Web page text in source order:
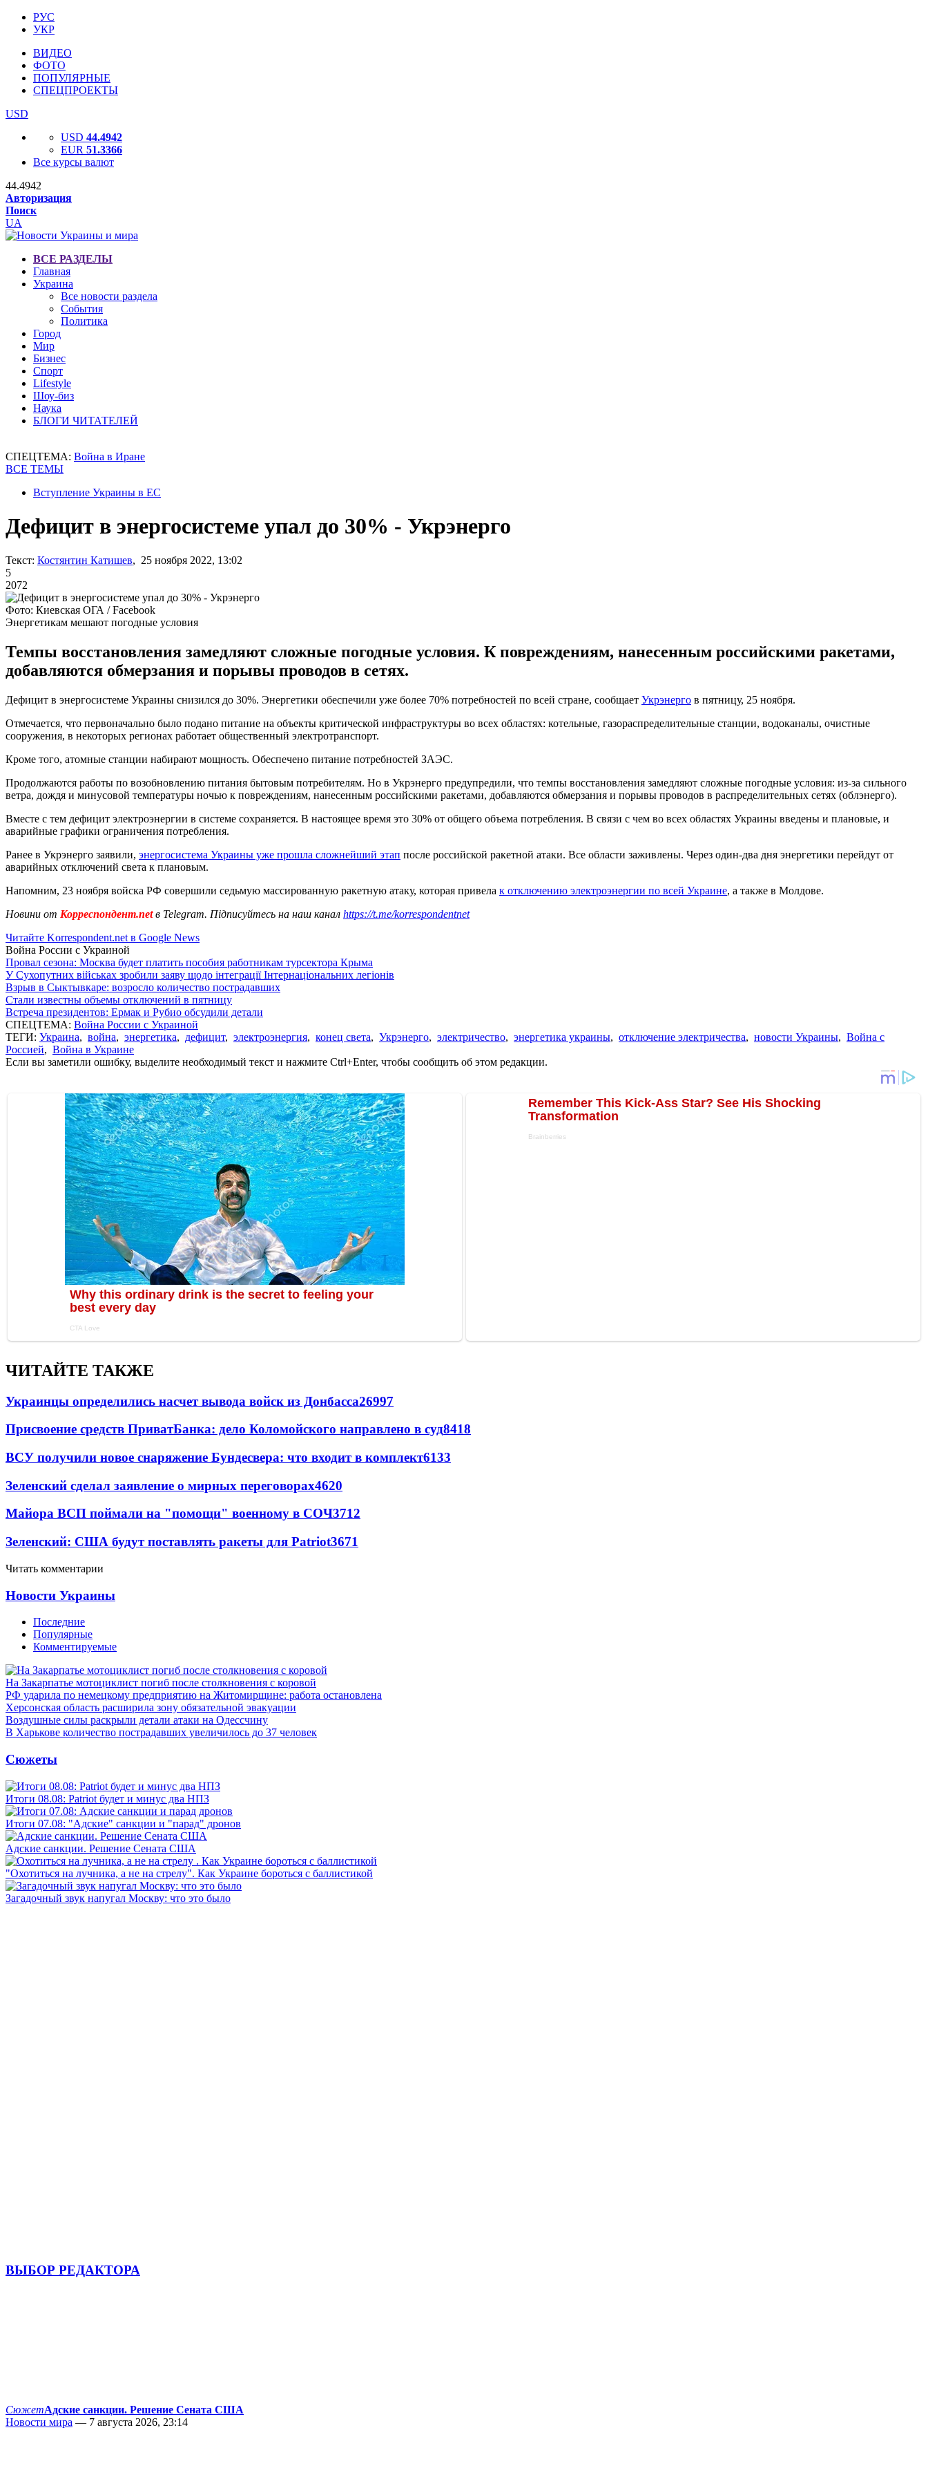
РУС
УКР
ВИДЕО
ФОТО
ПОПУЛЯРНЫЕ
СПЕЦПРОЕКТЫ
USD
USD 44.4942
EUR 51.3366
Все курсы валют
44.4942
Авторизация
Поиск
UA
ВСЕ РАЗДЕЛЫ
Главная
Украина
Все новости раздела
События
Политика
Город
Мир
Бизнес
Спорт
Lifestyle
Шоу-биз
Наука
БЛОГИ ЧИТАТЕЛЕЙ
СПЕЦТЕМА: Война в Иране
ВСЕ ТЕМЫ
Вступление Украины в ЕС
Дефицит в энергосистеме упал до 30% - Укрэнерго
Текст: Костянтин Катишев, 25 ноября 2022, 13:02
5
2072
Фото: Киевская ОГА / Facebook
Энергетикам мешают погодные условия
Темпы восстановления замедляют сложные погодные условия. К повреждениям, нанесенным российскими ракетами,
добавляются обмерзания и порывы проводов в сетях.
Дефицит в энергосистеме Украины снизился до 30%. Энергетики обеспечили уже более 70% потребностей по всей стране, сообщает Укрэнерго в пятницу, 25 ноября.
Отмечается, что первоначально было подано питание на объекты критической инфраструктуры во всех областях: котельные, газораспределительные станции, водоканалы, очистные
сооружения, в некоторых регионах работает общественный электротранспорт.
Кроме того, атомные станции набирают мощность. Обеспечено питание потребностей ЗАЭС.
Продолжаются работы по возобновлению питания бытовым потребителям. Но в Укрэнерго предупредили, что темпы восстановления замедляют сложные погодные условия: из-за сильного
ветра, дождя и минусовой температуры ночью к повреждениям, нанесенным российскими ракетами, добавляются обмерзания и порывы проводов в распределительных сетях (облэнерго).
Вместе с тем дефицит электроэнергии в системе сохраняется. В настоящее время это 30% от общего объема потребления. В связи с чем во всех областях Украины введены и плановые, и
аварийные графики ограничения потребления.
Ранее в Укрэнерго заявили, энергосистема Украины уже прошла сложнейший этап после российской ракетной атаки. Все области заживлены. Через один-два дня энергетики перейдут от
аварийных отключений света к плановым.
Напомним, 23 ноября войска РФ совершили седьмую массированную ракетную атаку, которая привела к отключению электроэнергии по всей Украине, а также в Молдове.
Новини от Корреспондент.netв Telegram. Підписуйтесь на наш канал https://t.me/korrespondentnet
Читайте Korrespondent.net в Google News
Война России с Украиной
Провал сезона: Москва будет платить пособия работникам турсектора Крыма
У Сухопутних військах зробили заяву щодо інтеграції Інтернаціональних легіонів
Взрыв в Сыктывкаре: возросло количество пострадавших
Стали известны объемы отключений в пятницу
Встреча президентов: Ермак и Рубио обсудили детали
СПЕЦТЕМА: Война России с Украиной
ТЕГИ: Украина, война, энергетика, дефицит, электроэнергия, конец света, Укрэнерго, электричество, энергетика украины, отключение электричества, новости Украины, Война с
Россией, Война в Украине
Если вы заметили ошибку, выделите необходимый текст и нажмите Ctrl+Enter, чтобы сообщить об этом редакции.
ЧИТАЙТЕ ТАКЖЕ
Украинцы определились насчет вывода войск из Донбасса26997
Присвоение средств ПриватБанка: дело Коломойского направлено в суд8418
ВСУ получили новое снаряжение Бундесвера: что входит в комплект6133
Зеленский сделал заявление о мирных переговорах4620
Майора ВСП поймали на "помощи" военному в СОЧ3712
Зеленский: США будут поставлять ракеты для Patriot3671
Читать комментарии
Новости Украины
Последние
Популярные
Комментируемые
На Закарпатье мотоциклист погиб после столкновения с коровой
РФ ударила по немецкому предприятию на Житомирщине: работа остановлена
Херсонская область расширила зону обязательной эвакуации
Воздушные силы раскрыли детали атаки на Одессчину
В Харькове количество пострадавших увеличилось до 37 человек
Сюжеты
Итоги 08.08: Patriot будет и минус два НПЗ
Итоги 07.08: "Адские" санкции и "парад" дронов
Адские санкции. Решение Сената США
"Охотиться на лучника, а не на стрелу". Как Украине бороться с баллистикой
Загадочный звук напугал Москву: что это было
ВЫБОР РЕДАКТОРА
СюжетАдские санкции. Решение Сената США
Новости мира — 7 августа 2026, 23:14